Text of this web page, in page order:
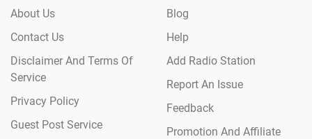
About Us
Contact Us
Disclaimer And Terms Of
Service
Privacy Policy
Guest Post Service
Blog
Help
Add Radio Station
Report An Issue
Feedback
Promotion And Affiliate